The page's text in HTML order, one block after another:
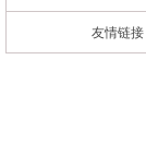
友情链接